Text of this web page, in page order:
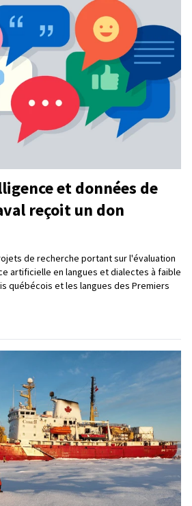
et données de
reçoit un don
de recherche portant sur l'évaluation
artificielle en langues et dialectes à faible
québécois et les langues des Premiers